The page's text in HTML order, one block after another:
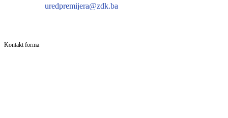
uredpremijera@zdk.ba
Kontakt forma